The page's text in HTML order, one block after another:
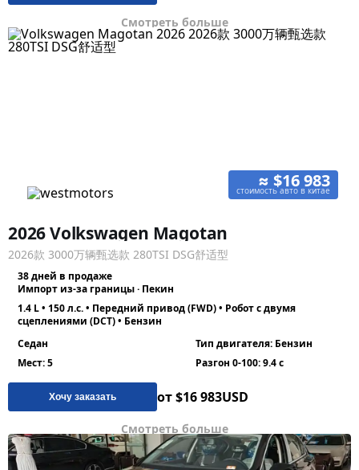
Смотреть больше
≈ $16 983
стоимость авто в китае
2026 Volkswagen Magotan
2026款 3000万辆甄选款 280TSI DSG舒适型
38 дней в продаже
Импорт из-за границы · Пекин
1.4 L • 150 л.с. • Передний привод (FWD) • Робот с двумя
сцеплениями (DCT) • Бензин
Седан
Тип двигателя: Бензин
Мест: 5
Разгон 0-100: 9.4 с
Хочу заказать от $16 983USD
Смотреть больше